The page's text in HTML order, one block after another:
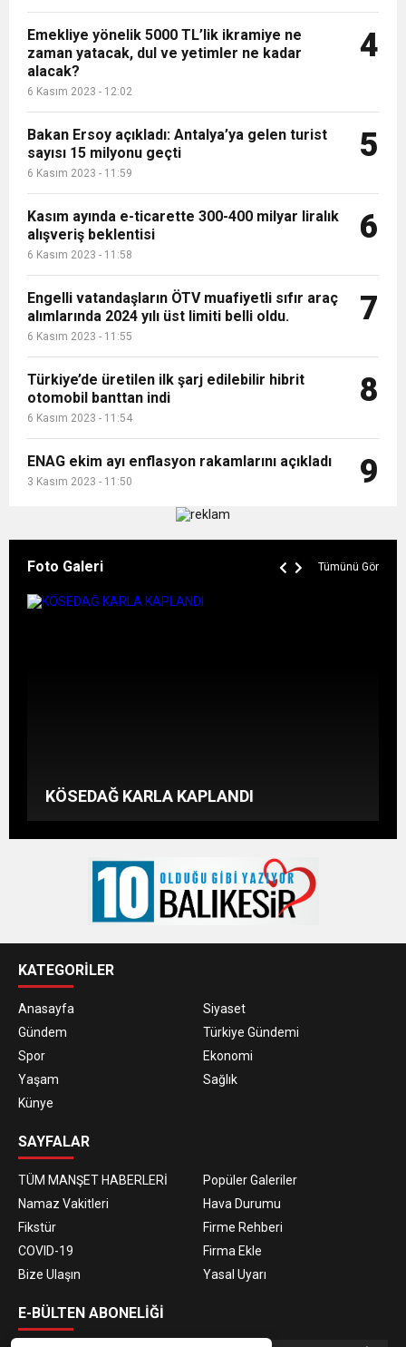
Emekliye yönelik 5000 TL’lik ikramiye ne
zaman yatacak, dul ve yetimler ne kadar
alacak?
6 Kasım 2023 - 12:02
4
Bakan Ersoy açıkladı: Antalya’ya gelen turist
sayısı 15 milyonu geçti
6 Kasım 2023 - 11:59
5
Kasım ayında e-ticarette 300-400 milyar liralık
alışveriş beklentisi
6 Kasım 2023 - 11:58
6
Engelli vatandaşların ÖTV muafiyetli sıfır araç
alımlarında 2024 yılı üst limiti belli oldu.
6 Kasım 2023 - 11:55
7
Türkiye’de üretilen ilk şarj edilebilir hibrit
otomobil banttan indi
6 Kasım 2023 - 11:54
8
ENAG ekim ayı enflasyon rakamlarını açıkladı
3 Kasım 2023 - 11:50 9
Foto Galeri Tümünü Gör
KÖSEDAĞ KARLA KAPLANDI
KATEGORİLER
Anasayfa
Siyaset
Gündem
Türkiye Gündemi
Spor
Ekonomi
Yaşam
Sağlık
Künye
SAYFALAR
TÜM MANŞET HABERLERİ
Popüler Galeriler
Namaz Vakitleri
Hava Durumu
Fikstür
Firme Rehberi
COVID-19
Firma Ekle
Bize Ulaşın
Yasal Uyarı
E-BÜLTEN ABONELİĞİ